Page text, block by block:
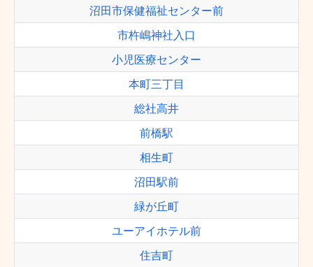
沼田市保健福祉センター前
市杵嶋神社入口
小児医療センター
本町三丁目
総社高井
前橋駅
相生町
沼田駅前
緑が丘町
ユーアイホテル前
住吉町